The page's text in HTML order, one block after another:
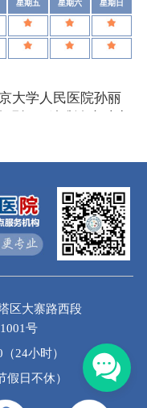
星期五 星期六 星期日
大学人民医院孙丽
场，精准诊疗助力
区大寨路西段
号
24小时）
日不休）